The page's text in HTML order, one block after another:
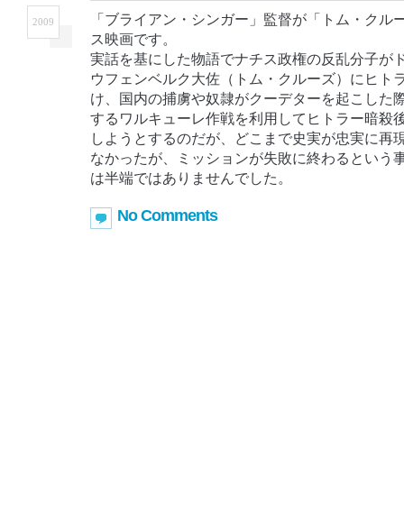
2009
「ブライアン・シンガー」監督が「トム・クル
ス映画です。
実話を基にした物語でナチス政権の反乱分子が
ウフェンベルク大佐（トム・クルーズ）にヒト
け、国内の捕虜や奴隷がクーデターを起こした
するワルキューレ作戦を利用してヒトラー暗殺
しようとするのだが、どこまで史実が忠実に再
なかったが、ミッションが失敗に終わるという
は半端ではありませんでした。
No Comments